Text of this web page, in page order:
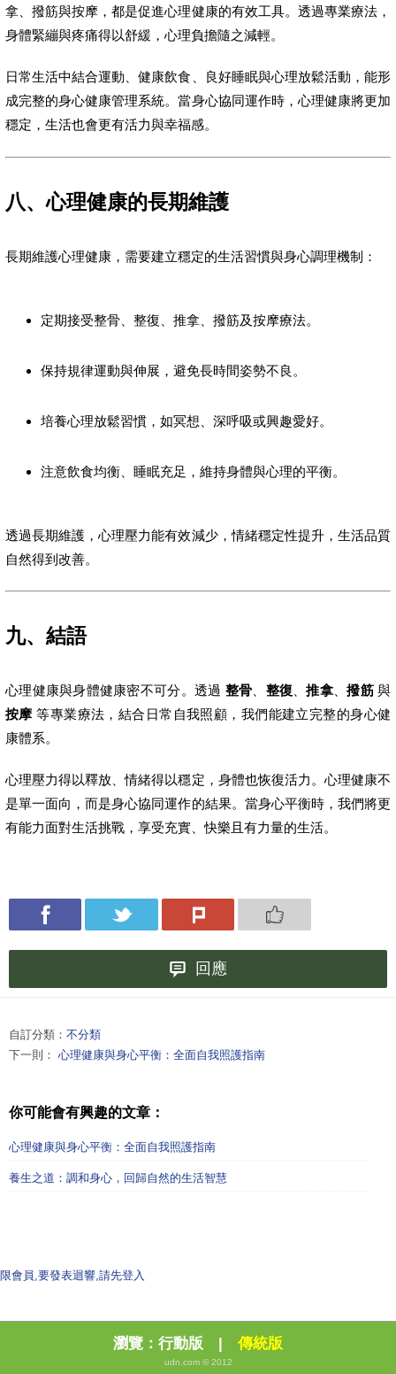
拿、撥筋與按摩，都是促進心理健康的有效工具。透過專業療法，
身體緊繃與疼痛得以舒緩，心理負擔隨之減輕。
日常生活中結合運動、健康飲食、良好睡眠與心理放鬆活動，能形
成完整的身心健康管理系統。當身心協同運作時，心理健康將更加
穩定，生活也會更有活力與幸福感。
八、心理健康的長期維護
長期維護心理健康，需要建立穩定的生活習慣與身心調理機制：
定期接受整骨、整復、推拿、撥筋及按摩療法。
保持規律運動與伸展，避免長時間姿勢不良。
培養心理放鬆習慣，如冥想、深呼吸或興趣愛好。
注意飲食均衡、睡眠充足，維持身體與心理的平衡。
透過長期維護，心理壓力能有效減少，情緒穩定性提升，生活品質
自然得到改善。
九、結語
心理健康與身體健康密不可分。透過 整骨 整復 、推拿、撥筋與
按摩 等專業療法，結合日常自我照顧，我們能建立完整的身心健
康體系。
心理壓力得以釋放、情緒得以穩定，身體也恢復活力。心理健康不
是單一面向，而是身心協同運作的結果。當身心平衡時，我們將更
有能力面對生活挑戰，享受充實、快樂且有力量的生活。
回應
自訂分類： 不分類
下一則： 心理健康與身心平衡：全面自我照護指南
你可能會有興趣的文章：
心理健康與身心平衡：全面自我照護指南
養生之道：調和身心，回歸自然的生活智慧
限會員,要發表迴響,請先登入
瀏覽： 行動版 | 傳統版
udn.com © 2012